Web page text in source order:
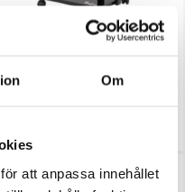
Om
att anpassa innehållet
Assistansbord PRO INK
1040...